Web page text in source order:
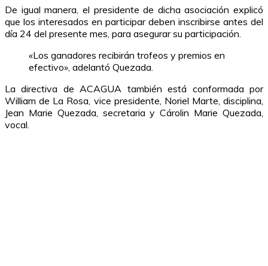
De igual manera, el presidente de dicha asociación explicó
que los interesados en participar deben inscribirse antes del
día 24 del presente mes, para asegurar su participación.
«Los ganadores recibirán trofeos y premios en
efectivo», adelantó Quezada.
La directiva de ACAGUA también está conformada por
William de La Rosa, vice presidente, Noriel Marte, disciplina,
Jean Marie Quezada, secretaria y Cárolin Marie Quezada,
vocal.